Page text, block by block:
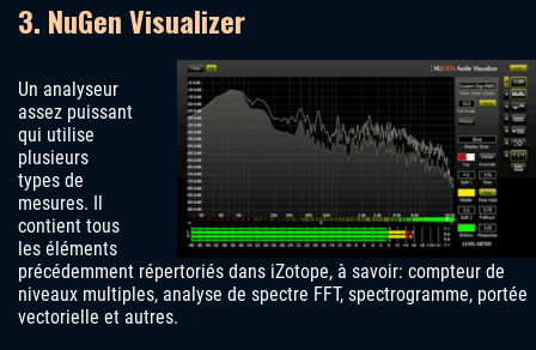
3. NuGen Visualizer
Un analyseur
assez puissant
qui utilise
plusieurs
types de
mesures. Il
contient tous
les éléments
précédemment répertoriés dans iZotope, à savoir: compteur de
niveaux multiples, analyse de spectre FFT, spectrogramme, portée
vectorielle et autres.